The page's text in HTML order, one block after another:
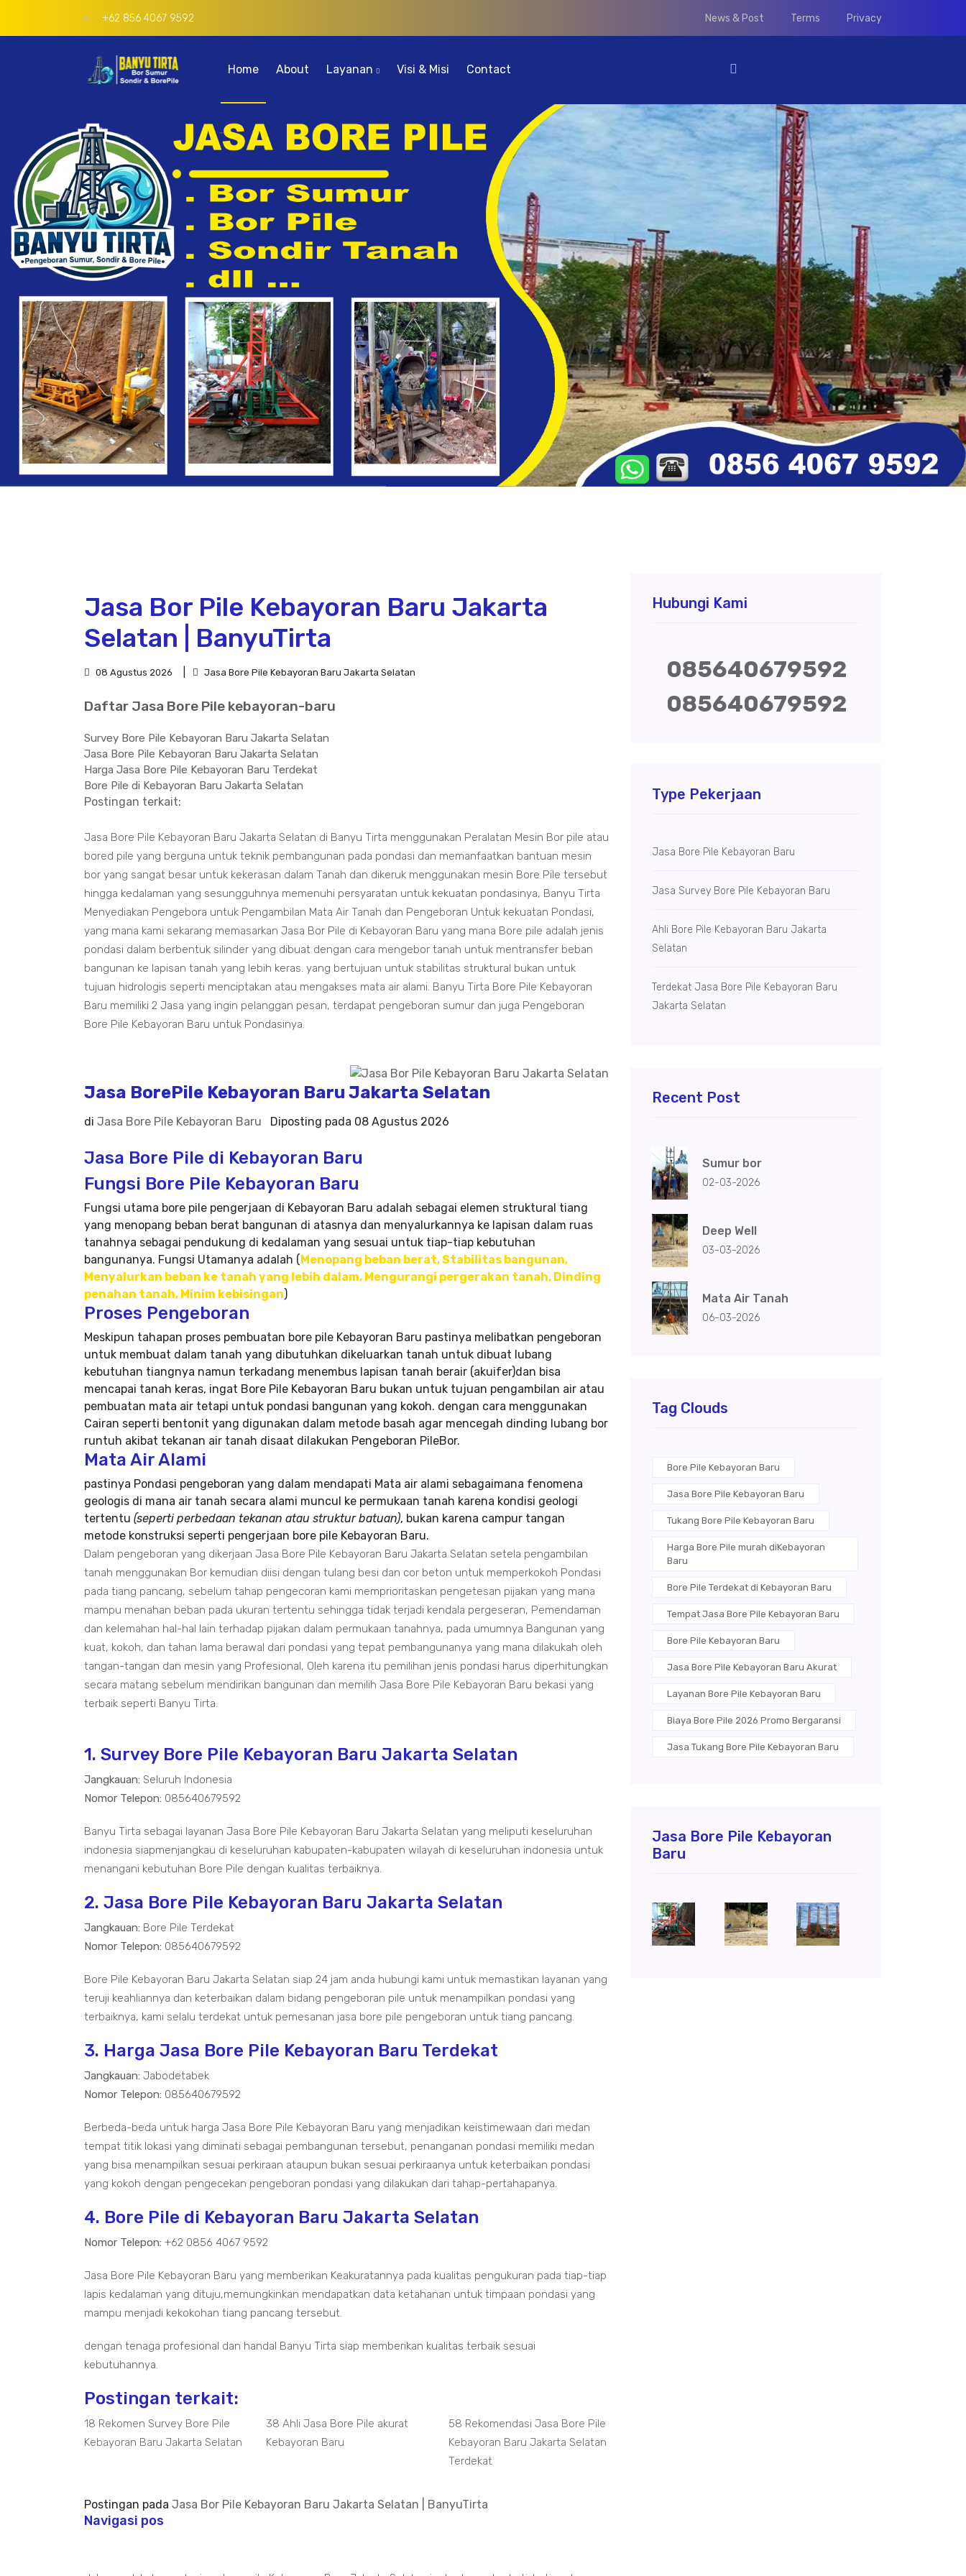
+62 856 4067 9592 News & Post Terms Privacy
Home About Layanan Visi & Misi Contact
Jasa Bor Pile Kebayoran Baru Jakarta
Selatan | BanyuTirta
08 Agustus 2026 Jasa Bore Pile Kebayoran Baru Jakarta Selatan
Daftar Jasa Bore Pile kebayoran-baru
Survey Bore Pile Kebayoran Baru Jakarta Selatan
Jasa Bore Pile Kebayoran Baru Jakarta Selatan
Harga Jasa Bore Pile Kebayoran Baru Terdekat
Bore Pile di Kebayoran Baru Jakarta Selatan
Postingan terkait:
Jasa Bore Pile Kebayoran Baru Jakarta Selatan di Banyu Tirta menggunakan Peralatan Mesin Bor pile atau
bored pile yang berguna untuk teknik pembangunan pada pondasi dan memanfaatkan bantuan mesin
bor yang sangat besar untuk kekerasan dalam Tanah dan dikeruk menggunakan mesin Bore Pile tersebut
hingga kedalaman yang sesungguhnya memenuhi persyaratan untuk kekuatan pondasinya, Banyu Tirta
Menyediakan Pengebora untuk Pengambilan Mata Air Tanah dan Pengeboran Untuk kekuatan Pondasi,
yang mana kami sekarang memasarkan Jasa Bor Pile di Kebayoran Baru yang mana Bore pile adalah jenis
pondasi dalam berbentuk silinder yang dibuat dengan cara mengebor tanah untuk mentransfer beban
bangunan ke lapisan tanah yang lebih keras. yang bertujuan untuk stabilitas struktural bukan untuk
tujuan hidrologis seperti menciptakan atau mengakses mata air alami. Banyu Tirta Bore Pile Kebayoran
Baru memiliki 2 Jasa yang ingin pelanggan pesan, terdapat pengeboran sumur dan juga Pengeboran
Bore Pile Kebayoran Baru untuk Pondasinya.
Jasa BorePile Kebayoran Baru Jakarta Selatan
di Jasa Bore Pile Kebayoran Baru Diposting pada 08 Agustus 2026
Jasa Bore Pile di Kebayoran Baru
Fungsi Bore Pile Kebayoran Baru
Fungsi utama bore pile pengerjaan di Kebayoran Baru adalah sebagai elemen struktural tiang
yang menopang beban berat bangunan di atasnya dan menyalurkannya ke lapisan dalam ruas
tanahnya sebagai pendukung di kedalaman yang sesuai untuk tiap-tiap kebutuhan
bangunanya. Fungsi Utamanya adalah (Menopang beban berat, Stabilitas bangunan,
Menyalurkan beban ke tanah yang lebih dalam, Mengurangi pergerakan tanah, Dinding
penahan tanah, Minim kebisingan)
Proses Pengeboran
Meskipun tahapan proses pembuatan bore pile Kebayoran Baru pastinya melibatkan pengeboran
untuk membuat dalam tanah yang dibutuhkan dikeluarkan tanah untuk dibuat lubang
kebutuhan tiangnya namun terkadang menembus lapisan tanah berair (akuifer)dan bisa
mencapai tanah keras, ingat Bore Pile Kebayoran Baru bukan untuk tujuan pengambilan air atau
pembuatan mata air tetapi untuk pondasi bangunan yang kokoh. dengan cara menggunakan
Cairan seperti bentonit yang digunakan dalam metode basah agar mencegah dinding lubang bor
runtuh akibat tekanan air tanah disaat dilakukan Pengeboran PileBor.
Mata Air Alami
pastinya Pondasi pengeboran yang dalam mendapati Mata air alami sebagaimana fenomena
geologis di mana air tanah secara alami muncul ke permukaan tanah karena kondisi geologi
tertentu (seperti perbedaan tekanan atau struktur batuan), bukan karena campur tangan
metode konstruksi seperti pengerjaan bore pile Kebayoran Baru.
Dalam pengeboran yang dikerjaan Jasa Bore Pile Kebayoran Baru Jakarta Selatan setela pengambilan
tanah menggunakan Bor kemudian diisi dengan tulang besi dan cor beton untuk memperkokoh Pondasi
pada tiang pancang, sebelum tahap pengecoran kami memprioritaskan pengetesan pijakan yang mana
mampu menahan beban pada ukuran tertentu sehingga tidak terjadi kendala pergeseran, Pemendaman
dan kelemahan hal-hal lain terhadap pijakan dalam permukaan tanahnya, pada umumnya Bangunan yang
kuat, kokoh, dan tahan lama berawal dari pondasi yang tepat pembangunanya yang mana dilakukah oleh
tangan-tangan dan mesin yang Profesional, Oleh karena itu pemilihan jenis pondasi harus diperhitungkan
secara matang sebelum mendirikan bangunan dan memilih Jasa Bore Pile Kebayoran Baru bekasi yang
terbaik seperti Banyu Tirta.
1. Survey Bore Pile Kebayoran Baru Jakarta Selatan
Jangkauan: Seluruh Indonesia
Nomor Telepon: 085640679592
Banyu Tirta sebagai layanan Jasa Bore Pile Kebayoran Baru Jakarta Selatan yang meliputi keseluruhan
indonesia siapmenjangkau di keseluruhan kabupaten-kabupaten wilayah di keseluruhan indonesia untuk
menangani kebutuhan Bore Pile dengan kualitas terbaiknya.
2. Jasa Bore Pile Kebayoran Baru Jakarta Selatan
Jangkauan: Bore Pile Terdekat
Nomor Telepon: 085640679592
Bore Pile Kebayoran Baru Jakarta Selatan siap 24 jam anda hubungi kami untuk memastikan layanan yang
teruji keahliannya dan keterbaikan dalam bidang pengeboran pile untuk menampilkan pondasi yang
terbaiknya, kami selalu terdekat untuk pemesanan jasa bore pile pengeboran untuk tiang pancang.
3. Harga Jasa Bore Pile Kebayoran Baru Terdekat
Jangkauan: Jabodetabek
Nomor Telepon: 085640679592
Berbeda-beda untuk harga Jasa Bore Pile Kebayoran Baru yang menjadikan keistimewaan dari medan
tempat titik lokasi yang diminati sebagai pembangunan tersebut, penanganan pondasi memiliki medan
yang bisa menampilkan sesuai perkiraan ataupun bukan sesuai perkiraanya untuk keterbaikan pondasi
yang kokoh dengan pengecekan pengeboran pondasi yang dilakukan dari tahap-pertahapanya.
4. Bore Pile di Kebayoran Baru Jakarta Selatan
Nomor Telepon: +62 0856 4067 9592
Jasa Bore Pile Kebayoran Baru yang memberikan Keakuratannya pada kualitas pengukuran pada tiap-tiap
lapis kedalaman yang dituju,memungkinkan mendapatkan data ketahanan untuk timpaan pondasi yang
mampu menjadi kekokohan tiang pancang tersebut.
dengan tenaga profesional dan handal Banyu Tirta siap memberikan kualitas terbaik sesuai
kebutuhannya.
Postingan terkait:
18 Rekomen Survey Bore Pile
Kebayoran Baru Jakarta Selatan
38 Ahli Jasa Bore Pile akurat
Kebayoran Baru
58 Rekomendasi Jasa Bore Pile
Kebayoran Baru Jakarta Selatan
Terdekat
Postingan pada Jasa Bor Pile Kebayoran Baru Jakarta Selatan | BanyuTirta
Navigasi pos
Hubungi Kami
085640679592
085640679592
Type Pekerjaan
Jasa Bore Pile Kebayoran Baru
Jasa Survey Bore Pile Kebayoran Baru
Ahli Bore Pile Kebayoran Baru Jakarta
Selatan
Terdekat Jasa Bore Pile Kebayoran Baru
Jakarta Selatan
Recent Post
Sumur bor
02-03-2026
Deep Well
03-03-2026
Mata Air Tanah
06-03-2026
Tag Clouds
Bore Pile Kebayoran Baru
Jasa Bore Pile Kebayoran Baru
Tukang Bore Pile Kebayoran Baru
Harga Bore Pile murah diKebayoran
Baru
Bore Pile Terdekat di Kebayoran Baru
Tempat Jasa Bore Pile Kebayoran Baru
Bore Pile Kebayoran Baru
Jasa Bore Pile Kebayoran Baru Akurat
Layanan Bore Pile Kebayoran Baru
Biaya Bore Pile 2026 Promo Bergaransi
Jasa Tukang Bore Pile Kebayoran Baru
Jasa Bore Pile Kebayoran
Baru